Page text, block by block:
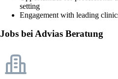
setting
Engagement with leading
Jobs bei Advias Beratung